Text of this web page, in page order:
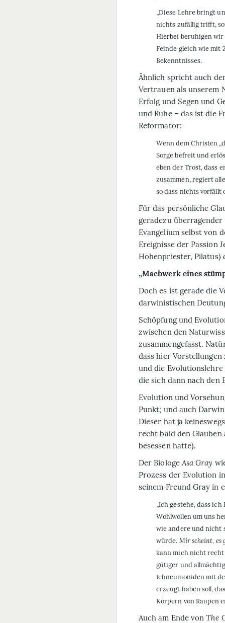
„Diese Lehre bringt
nichts zufällig trifft,
Hierbei beruhigen wir
Feinde gleich wie mit
Bekenntnisses.
Ähnlich spricht auch
Vertrauen als unserem
Erfolg und Segen und
und Ruhe – das ist die
Reformator:
Wenn dem Christen
Sorge befreit und
eben der Trost, dass
zusammen, regiert
so dass nichts vorfällt
Für das persönliche
geradezu
Evangelium selbst von
Ereignisse der Passion
Hohenpriester, Pilatus)
„Machwerk eines
Doch es ist gerade die
darwinistischen
Schöpfung und
zwischen den
zusammengefasst.
dass hier
und die
die sich dann nach den
Evolution und
Punkt; und auch
Dieser hat ja
recht bald den
besessen hatte).
Der Biologe Asa Gray
Prozess der Evolution
seinem Freund Gray in
„Ich gestehe, dass
Wohlwollen um uns
wie andere und nicht
würde. Mir scheint, es
kann mich nicht
gütiger und
Ichneumoniden mit
erzeugt haben soll,
Körpern von Raupen
Auch am Ende vonThe